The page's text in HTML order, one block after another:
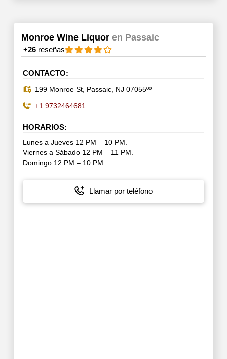
Monroe Wine Liquor en Passaic
+26reseñas
CONTACTO:
199 Monroe St, Passaic, NJ 07055ºº
+1 9732464681
HORARIOS:
Lunes a Jueves 12 PM – 10 PM.
Viernes a Sábado 12 PM – 11 PM.
Domingo 12 PM – 10 PM
Llamar por teléfono